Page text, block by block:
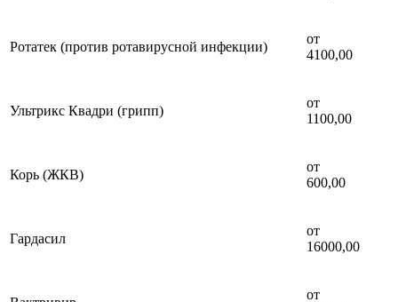
Ротатек (против ротавирусной инфекции)
от
4100,00
Ультрикс Квадри (грипп)
от
1100,00
Корь (ЖКВ)
от
600,00
Гардасил
от
16000,00
от